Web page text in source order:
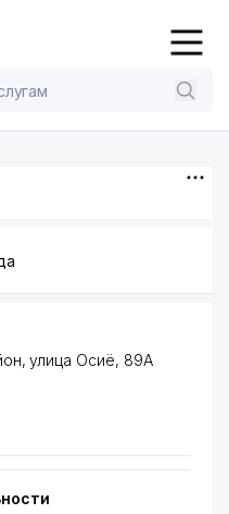
, улица Осиё, 89А